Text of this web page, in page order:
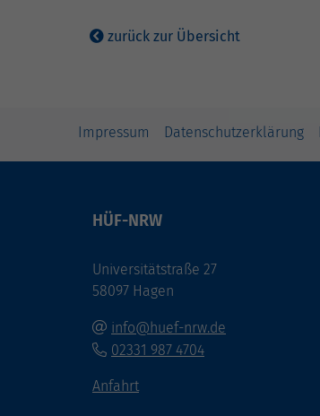
zurück zur Übersicht
Impressum Datenschutzerklärung
HÜF-NRW
Universitätstraße 27
58097 Hagen
info@huef-nrw.de
02331 987 4704
Anfahrt